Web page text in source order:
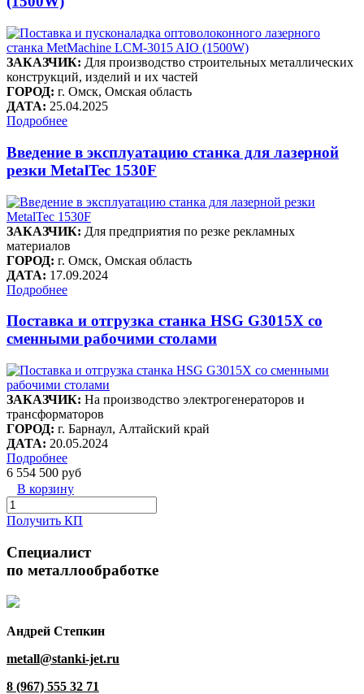
ЗАКАЗЧИК: Для производство строительных металлических
конструкций, изделий и их частей
ГОРОД: г. Омск, Омская область
ДАТА: 25.04.2025
Подробнее
Введение в эксплуатацию станка для лазерной
резки MetalTec 1530F
ЗАКАЗЧИК: Для предприятия по резке рекламных
материалов
ГОРОД: г. Омск, Омская область
ДАТА: 17.09.2024
Подробнее
Поставка и отгрузка станка HSG G3015X со
сменными рабочими столами
ЗАКАЗЧИК: На производство электрогенераторов и
трансформаторов
ГОРОД: г. Барнаул, Алтайский край
ДАТА: 20.05.2024
Подробнее
6 554 500 руб
В корзину
Получить КП
Специалист
по металлообработке
Андрей Степкин
metall@stanki-jet.ru
8 (967) 555 32 71